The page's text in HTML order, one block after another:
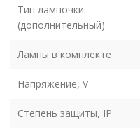
Тип лампочки
(дополнительный)
Лампы в комплекте
Напряжение, V
Степень защиты, IP